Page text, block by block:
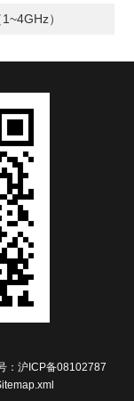
）
：沪ICP备08102787